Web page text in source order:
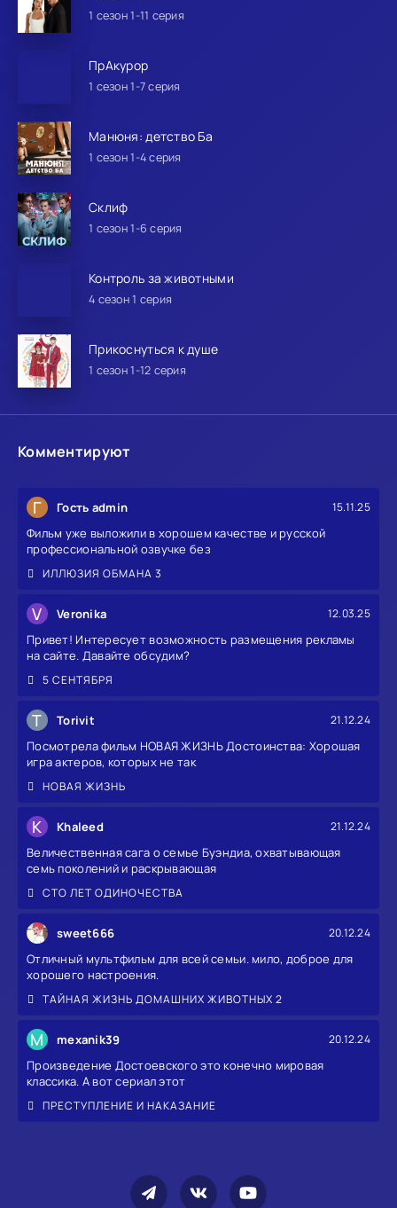
1 сезон 1-11 серия
ПрАкурор
1 сезон 1-7 серия
Манюня: детство Ба
1 сезон 1-4 серия
Склиф
1 сезон 1-6 серия
Контроль за животными
4 сезон 1 серия
Прикоснуться к душе
1 сезон 1-12 серия
Комментируют
Г Гость admin 15.11.25
Фильм уже выложили в хорошем качестве и русской
профессиональной озвучке без
ИЛЛЮЗИЯ ОБМАНА 3
V Veronika 12.03.25
Привет! Интересует возможность размещения рекламы
на сайте. Давайте обсудим?
5 СЕНТЯБРЯ
T Torivit 21.12.24
Посмотрела фильм НОВАЯ ЖИЗНЬ Достоинства: Хорошая
игра актеров, которых не так
НОВАЯ ЖИЗНЬ
K Khaleed 21.12.24
Величественная сага о семье Буэндиа, охватывающая
семь поколений и раскрывающая
СТО ЛЕТ ОДИНОЧЕСТВА
sweet666 20.12.24
Отличный мультфильм для всей семьи. мило, доброе для
хорошего настроения.
ТАЙНАЯ ЖИЗНЬ ДОМАШНИХ ЖИВОТНЫХ 2
M mexanik39 20.12.24
Произведение Достоевского это конечно мировая
классика. А вот сериал этот
ПРЕСТУПЛЕНИЕ И НАКАЗАНИЕ